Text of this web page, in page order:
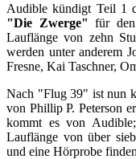
Audible kündigt Teil 1
"Die Zwerge" für
Lauflänge von zehn
werden unter anderem
Fresne, Kai Taschner,
Nach "Flug 39" ist nun
von Phillip P. Peterson
kommt es von
Lauflänge von über
und eine Hörprobe